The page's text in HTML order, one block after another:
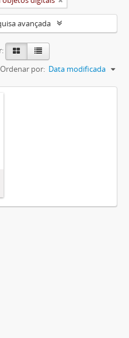
avançada
Ordenar por: Data modificada